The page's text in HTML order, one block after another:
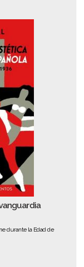
durante la Edad de